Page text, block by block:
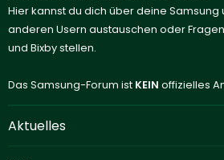
Hier kannst du dich über deine Samsung
anderen Usern austauschen oder
und Bixby stellen.
Das Samsung-Forum ist KEIN offizielles
Aktuelles